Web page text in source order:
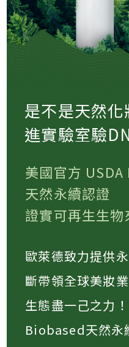
是不是天然化
進實驗室驗
美國官方
天然永續認證
證實可再生生物
歐萊德致力提供
斷帶領全球美妝
生態盡一己之力
Biobased天然永